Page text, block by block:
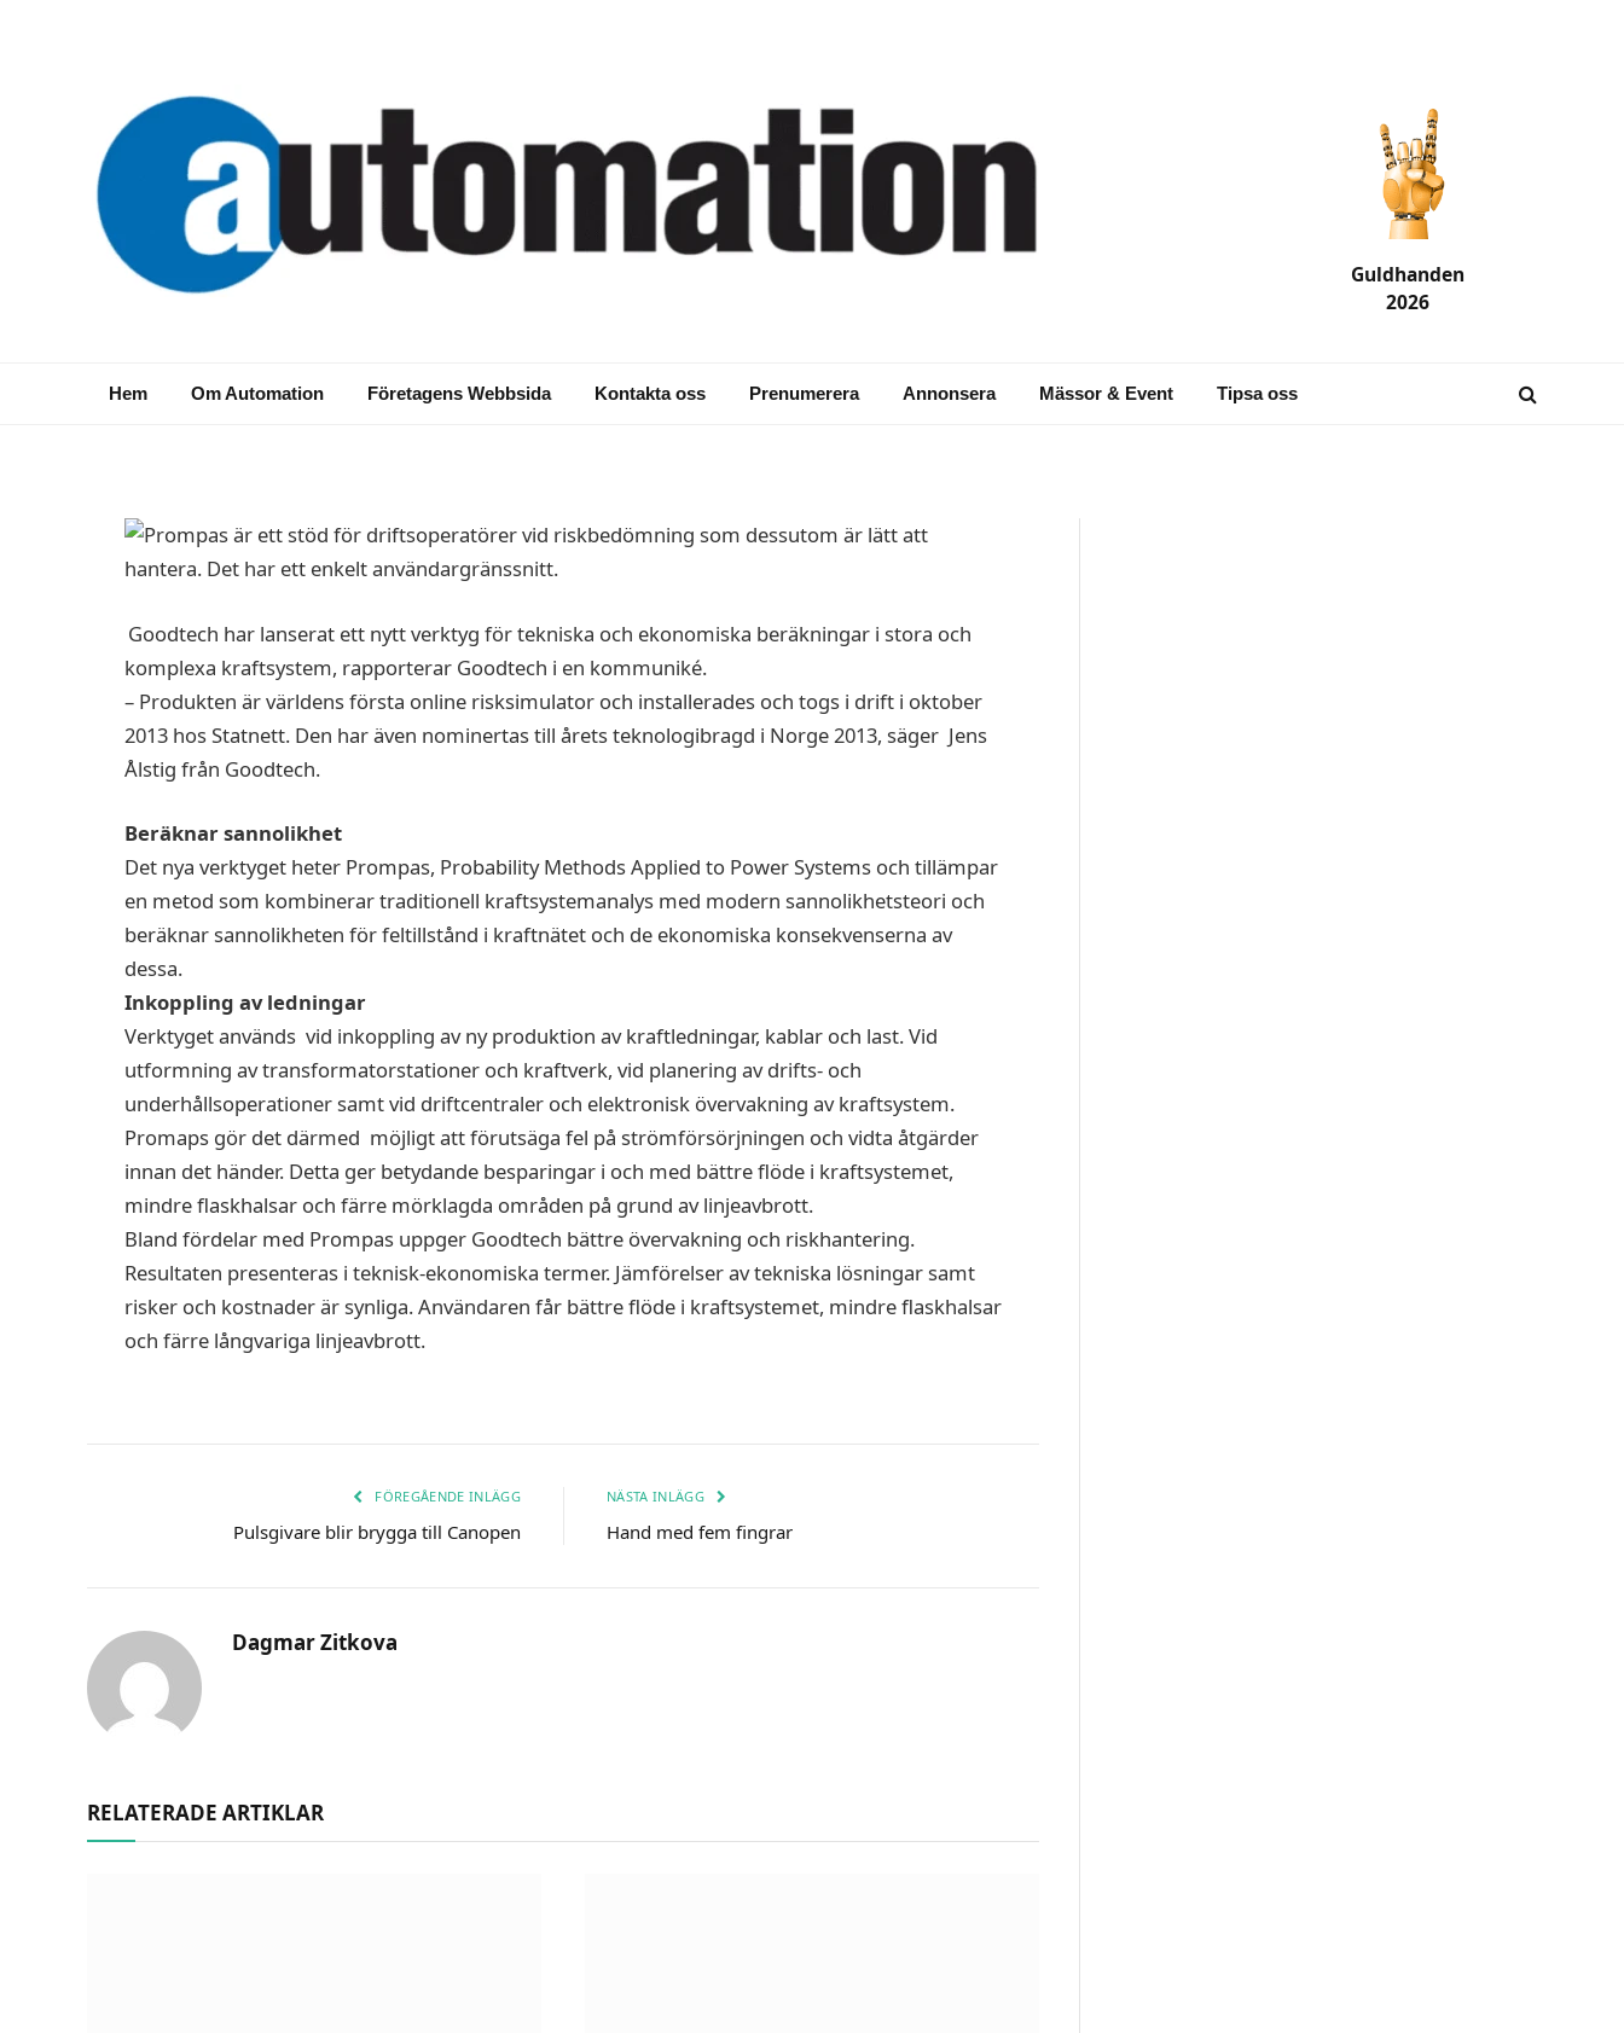
Guldhanden
2026
Hem Om Automation Företagens Webbsida Kontakta oss Prenumerera Annonsera Mässor & Event Tipsa oss
NYHETER
Goodtech har lanserat ett nytt verktyg för tekniska och ekonomiska beräkningar i stora och
komplexa kraftsystem, rapporterar Goodtech i en kommuniké.
– Produkten är världens första online risksimulator och installerades och togs i drift i oktober
2013 hos Statnett. Den har även nominertas till årets teknologibragd i Norge 2013, säger Jens
Ålstig från Goodtech.
Beräknar sannolikhet
Det nya verktyget heter Prompas, Probability Methods Applied to Power Systems och tillämpar
en metod som kombinerar traditionell kraftsystemanalys med modern sannolikhetsteori och
beräknar sannolikheten för feltillstånd i kraftnätet och de ekonomiska konsekvenserna av
dessa.
Inkoppling av ledningar
Verktyget används vid inkoppling av ny produktion av kraftledningar, kablar och last. Vid
utformning av transformatorstationer och kraftverk, vid planering av drifts- och
underhållsoperationer samt vid driftcentraler och elektronisk övervakning av kraftsystem.
Promaps gör det därmed möjligt att förutsäga fel på strömförsörjningen och vidta åtgärder
innan det händer. Detta ger betydande besparingar i och med bättre flöde i kraftsystemet,
mindre flaskhalsar och färre mörklagda områden på grund av linjeavbrott.
Bland fördelar med Prompas uppger Goodtech bättre övervakning och riskhantering.
Resultaten presenteras i teknisk-ekonomiska termer. Jämförelser av tekniska lösningar samt
risker och kostnader är synliga. Användaren får bättre flöde i kraftsystemet, mindre flaskhalsar
och färre långvariga linjeavbrott.
FÖREGÅENDE INLÄGG
Pulsgivare blir brygga till Canopen
NÄSTA INLÄGG
Hand med fem fingrar
Dagmar Zitkova
RELATERADE ARTIKLAR